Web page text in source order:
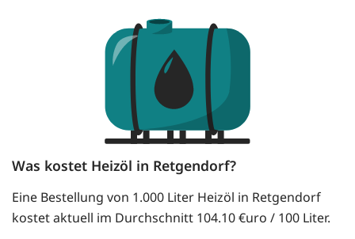
Was kostet Heizöl in Retgendorf?
Eine Bestellung von 1.000 Liter Heizöl in Retgendorf
kostet aktuell im Durchschnitt 104.10 €uro / 100 Liter.